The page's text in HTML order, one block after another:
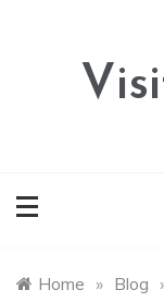
Home » Blog